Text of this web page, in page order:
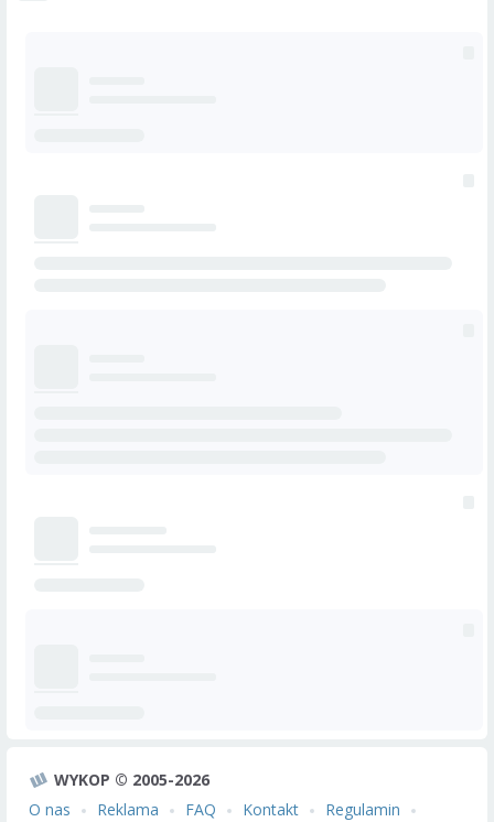
WYKOP © 2005-2026
O nas
Reklama FAQ Kontakt Regulamin